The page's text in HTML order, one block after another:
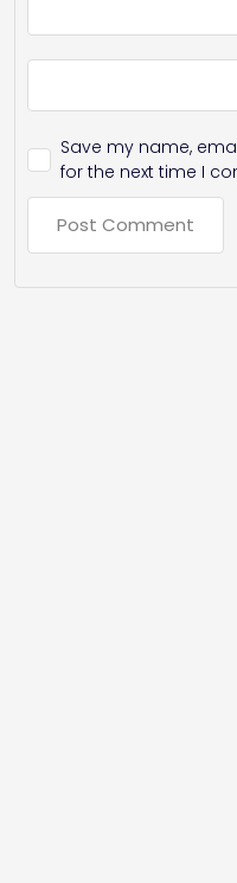
Save my name,
for the next time I